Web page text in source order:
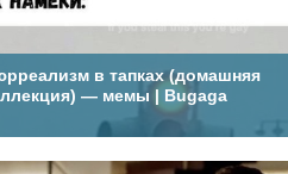
в тапках (домашняя
— мемы | Bugaga